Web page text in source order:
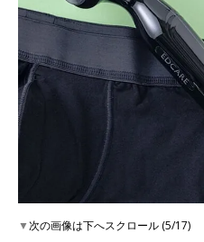
▼次の画像は下へスクロール (5/17)